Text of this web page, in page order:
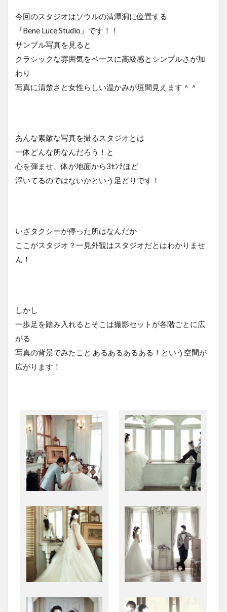
今回のスタジオはソウルの清潭洞に位置する
『Bene Luce Studio』です！！
サンプル写真を見ると
クラシックな雰囲気をベースに高級感とシンプルさが加
わり
写真に清楚さと女性らしい温かみが垣間見えます＾＾
あんな素敵な写真を撮るスタジオとは
一体どんな所なんだろう！と
心を弾ませ、体が地面から3ｾﾝﾁほど
浮いてるのではないかという足どりです！
いざタクシーが停った所はなんだか
ここがスタジオ？一見外観はスタジオだとはわかりませ
ん！
しかし
一歩足を踏み入れるとそこは撮影セットが各階ごとに広
がる
写真の背景でみたこと あるあるあるある！という空間が
広がります！